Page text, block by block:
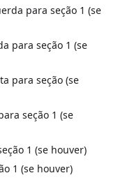
para seção 1 (se
para seção 1 (se
para seção (se
seção 1 (se
1 (se houver)
1 (se houver)